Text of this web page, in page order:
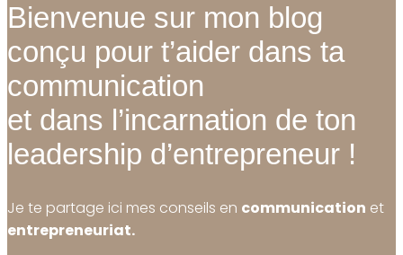
Bienvenue sur mon blog
conçu pour t’aider dans ta
communication
et dans l’incarnation de ton
leadership d’entrepreneur !
Je te partage ici mes conseils en communication et
entrepreneuriat.